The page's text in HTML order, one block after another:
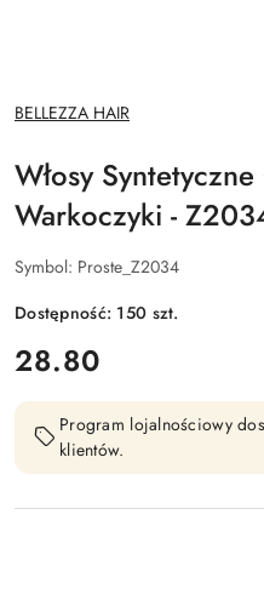
NAZWA
PRODUCENTA:
BELLEZZA HAIR
Włosy
Warkoczyki -
Symbol: Proste_Z2034
Dostępność: 150 szt.
cena:
28.80
Program lojalnościowy
klientów.